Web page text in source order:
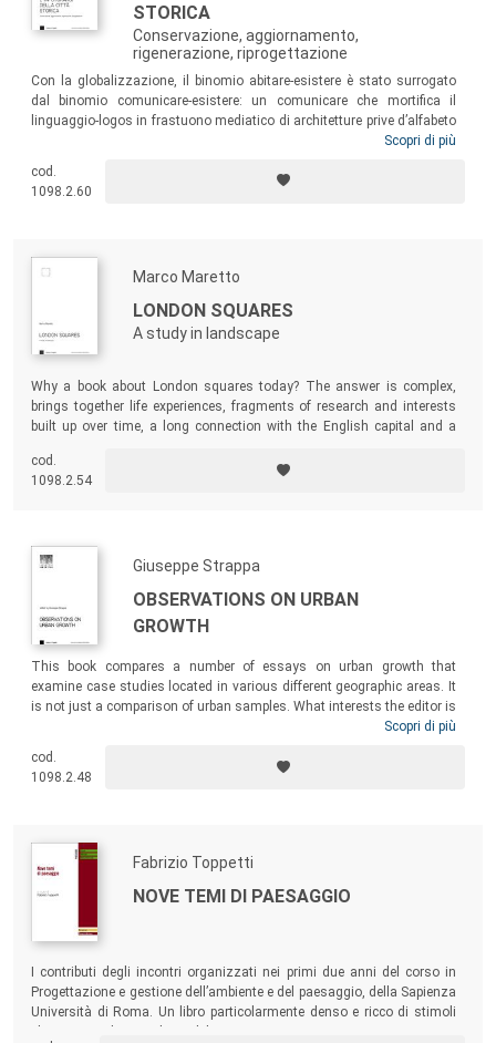
STORICA
Conservazione, aggiornamento,
rigenerazione, riprogettazione
Con la globalizzazione, il binomio abitare-esistere è stato surrogato
dal binomio comunicare-esistere: un comunicare che mortifica il
linguaggio-logos in frastuono mediatico di architetture prive d’alfabeto
disciplinare. Il volume offre alcune riflessioni critiche su tali concetti e,
questione problematica della ricerca di un orizzonte critico in grado di
cogliere una nuova prospettiva di interesse anche verso un fare etico,
Scopri di più
cod.
1098.2.60
Marco Maretto
LONDON SQUARES
A study in landscape
Why a book about London squares today? The answer is complex,
brings together life experiences, fragments of research and interests
built up over time, a long connection with the English capital and a
spaces and its architecture started for almost twenty years. A journey
that finds a great moment of synthesis in this incredible fragment of
cod.
1098.2.54
Giuseppe Strappa
OBSERVATIONS ON URBAN
GROWTH
This book compares a number of essays on urban growth that
examine case studies located in various different geographic areas. It
is not just a comparison of urban samples. What interests the editor is
to compare interpretational models derived from experience that come
contexts that nevertheless share the conviction that the form of a city,
even in its most seemingly chaotic incarnations, can be interpreted
Scopri di più
cod.
1098.2.48
Fabrizio Toppetti
NOVE TEMI DI PAESAGGIO
I contributi degli incontri organizzati nei primi due anni del corso in
Progettazione e gestione dell’ambiente e del paesaggio, della Sapienza
Università di Roma. Un libro particolarmente denso e ricco di stimoli